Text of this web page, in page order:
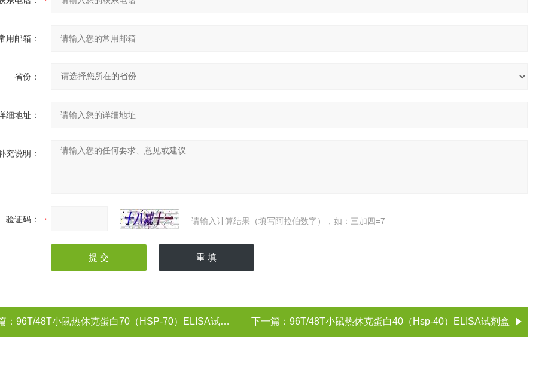
用邮箱：
省份：
细地址：
充说明：
验证码： 请输入计算结果（填写阿拉伯数字），如：三加四=7
： 96T/48T小鼠热休克蛋白70（HSP-70）ELISA试剂盒 下一篇： 96T/48T小鼠热休克蛋白40（Hsp-40）ELISA试剂盒